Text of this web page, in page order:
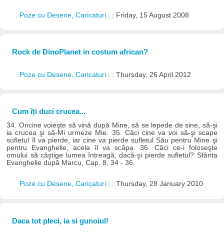
Poze cu Desene, Caricaturi : : Friday, 15 August 2008
Rock de DinoPlanet in costum african?
Poze cu Desene, Caricaturi : : Thursday, 26 April 2012
Cum îți duci crucea...
34. Oricine voieşte să vină după Mine, să se lepede de sine, să-şi
ia crucea şi să-Mi urmeze Mie. 35. Căci cine va voi să-şi scape
sufletul îl va pierde, iar cine va pierde sufletul Său pentru Mine şi
pentru Evanghelie, acela îl va scăpa. 36. Căci ce-i foloseşte
omului să câştige lumea întreagă, dacă-şi pierde sufletul? Sfânta
Evanghelie după Marcu, Cap. 8, 34 - 36.
Poze cu Desene, Caricaturi : : Thursday, 28 January 2010
Daca tot pleci, ia si gunoiul!